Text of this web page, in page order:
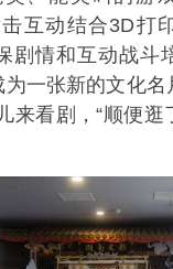
互动结合3D打
剧情和互动战斗
为一张新的文化
来看剧，“顺便逛